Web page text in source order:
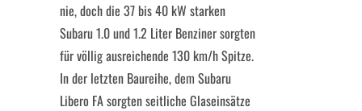
nie, doch die 37 bis 40 kW starken
Subaru 1.0 und 1.2 Liter Benziner sorgten
für völlig ausreichende 130 km/h Spitze.
In der letzten Baureihe, dem Subaru
Libero FA sorgten seitliche Glaseinsätze